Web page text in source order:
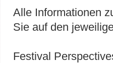
Alle Informationen
Sie auf den
Festival